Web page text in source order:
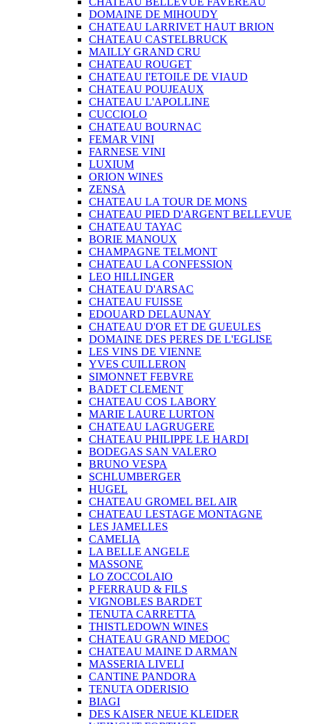
DOMAINE DE MIHOUDY
CHATEAU LARRIVET HAUT BRION
CHATEAU CASTELBRUCK
MAILLY GRAND CRU
CHATEAU ROUGET
CHATEAU I'ETOILE DE VIAUD
CHATEAU POUJEAUX
CHATEAU L'APOLLINE
CUCCIOLO
CHATEAU BOURNAC
FEMAR VINI
FARNESE VINI
LUXIUM
ORION WINES
ZENSA
CHATEAU LA TOUR DE MONS
CHATEAU PIED D'ARGENT BELLEVUE
CHATEAU TAYAC
BORIE MANOUX
CHAMPAGNE TELMONT
CHATEAU LA CONFESSION
LEO HILLINGER
CHATEAU D'ARSAC
CHATEAU FUISSE
EDOUARD DELAUNAY
CHATEAU D'OR ET DE GUEULES
DOMAINE DES PERES DE L'EGLISE
LES VINS DE VIENNE
YVES CUILLERON
SIMONNET FEBVRE
BADET CLEMENT
CHATEAU COS LABORY
MARIE LAURE LURTON
CHATEAU LAGRUGERE
CHATEAU PHILIPPE LE HARDI
BODEGAS SAN VALERO
BRUNO VESPA
SCHLUMBERGER
HUGEL
CHATEAU GROMEL BEL AIR
CHATEAU LESTAGE MONTAGNE
LES JAMELLES
CAMELIA
LA BELLE ANGELE
MASSONE
LO ZOCCOLAIO
P FERRAUD & FILS
VIGNOBLES BARDET
TENUTA CARRETTA
THISTLEDOWN WINES
CHATEAU GRAND MEDOC
CHATEAU MAINE D ARMAN
MASSERIA LIVELI
CANTINE PANDORA
TENUTA ODERISIO
BIAGI
DES KAISER NEUE KLEIDER